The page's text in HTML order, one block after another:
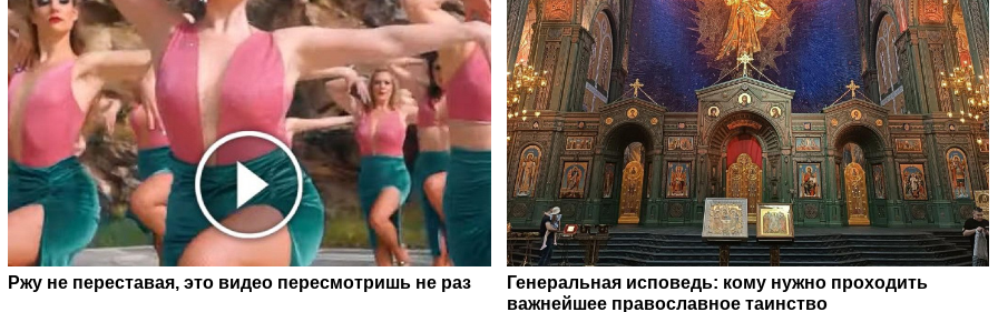
Ржу не переставая, это видео пересмотришь не раз
Генеральная исповедь: кому нужно проходить
важнейшее православное таинство